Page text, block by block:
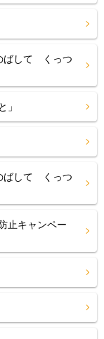
ばして くっつ
」
ばして くっつ
止キャンペー